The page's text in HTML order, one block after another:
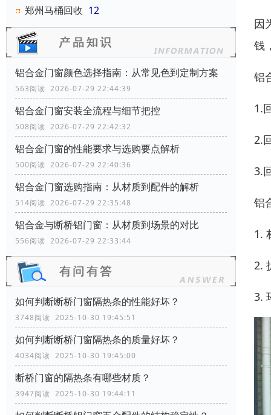
郑州马桶回收 12
铝合金门窗颜色选择指南：从常见色到定制方案
563阅读 2026-07-29 22:44:39
铝合金门窗安装全流程与细节把控
508阅读 2026-07-29 22:42:32
铝合金门窗的性能要求与选购要点解析
500阅读 2026-07-29 22:40:36
铝合金门窗选购指南：从材质到配件的解析
514阅读 2026-07-29 22:35:48
铝合金与断桥铝门窗：从材质到场景的对比
556阅读 2026-07-29 22:33:44
如何判断断桥门窗隔热条的性能好坏？
3748阅读 2025-10-30 19:45:51
如何判断断桥门窗隔热条的质量好坏？
4034阅读 2025-10-30 19:45:00
断桥门窗的隔热条有哪些材质？
3947阅读 2025-10-30 19:44:11
因
钱
铝
1.
2.
3.
铝
1.
2.
3.